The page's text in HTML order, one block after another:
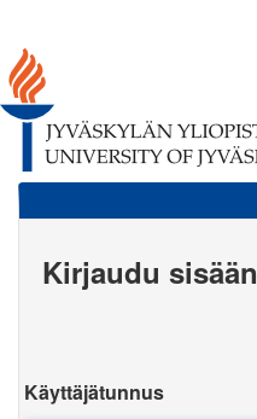
Kirjaudu sisään
Käyttäjätunnus